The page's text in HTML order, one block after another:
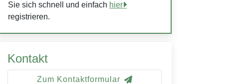
Sie sich schnell und einfach hier
registrieren.
Kontakt
Zum Kontaktformular